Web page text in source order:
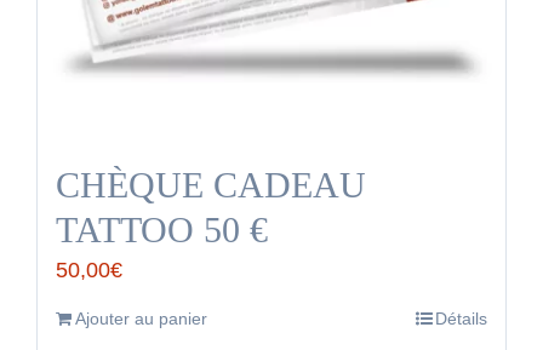
CHÈQUE CADEAU
TATTOO 50 €
50,00€
Ajouter au panier Détails